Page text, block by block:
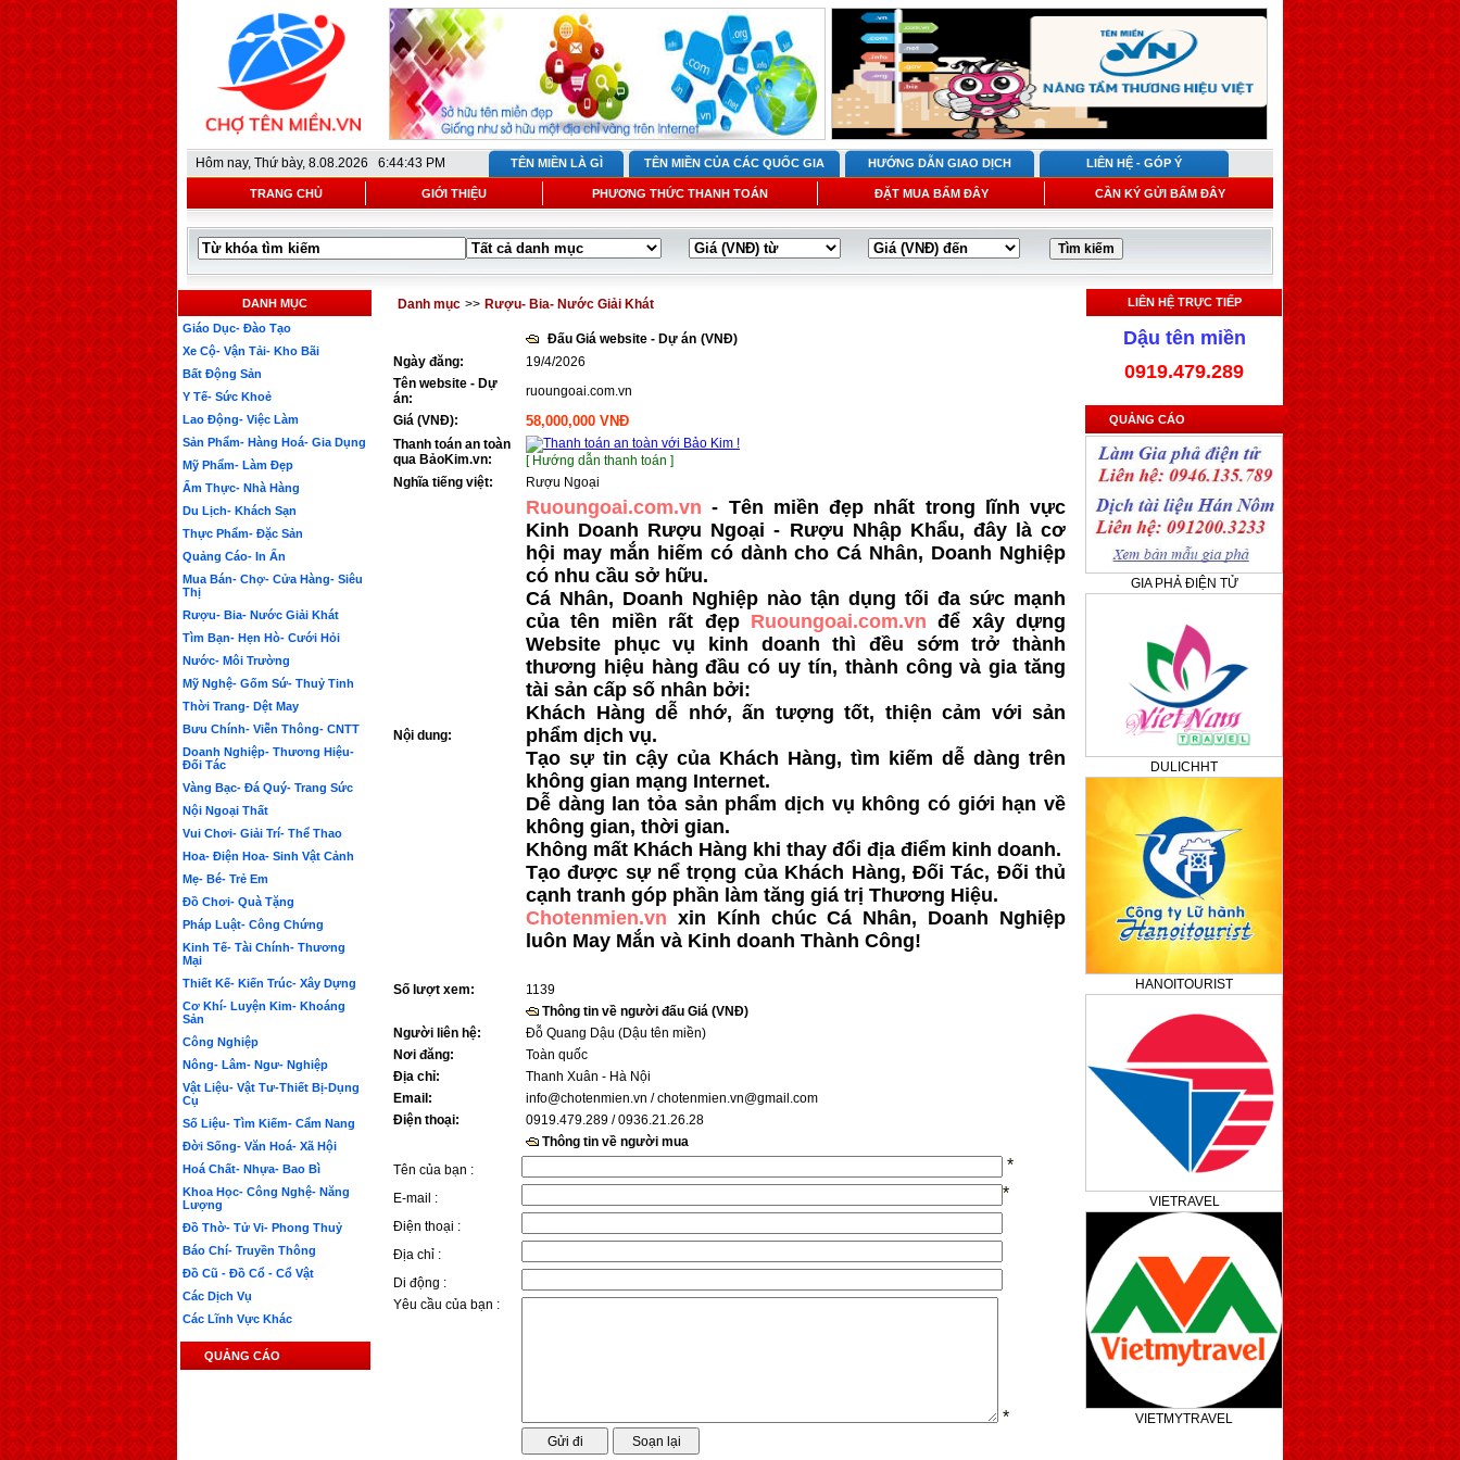
Hôm nay, Thứ bày, 8.08.2026 6:44:43 PM TÊN MIỀN LÀ GÌ TÊN MIỀN CỦA CÁC QUỐC GIA HƯỚNG DẪN GIAO DỊCH LIÊN HỆ - GÓP Ý
TRANG CHỦ GIỚI THIỆU PHƯƠNG THỨC THANH TOÁN ĐẶT MUA BẤM ĐÂY CẦN KÝ GỬI BẤM ĐÂY
DANH MỤC
Giáo Dục- Đào Tạo
Xe Cộ- Vận Tải- Kho Bãi
Bất Động Sản
Y Tế- Sức Khoẻ
Lao Động- Việc Làm
Sản Phẩm- Hàng Hoá- Gia Dụng
Mỹ Phẩm- Làm Đẹp
Ẩm Thực- Nhà Hàng
Du Lịch- Khách Sạn
Thực Phẩm- Đặc Sản
Quảng Cáo- In Ấn
Mua Bán- Chợ- Cửa Hàng- Siêu
Thị
Rượu- Bia- Nước Giải Khát
Tìm Bạn- Hẹn Hò- Cưới Hỏi
Nước- Môi Trường
Mỹ Nghệ- Gốm Sứ- Thuỷ Tinh
Thời Trang- Dệt May
Bưu Chính- Viễn Thông- CNTT
Doanh Nghiệp- Thương Hiệu-
Đối Tác
Vàng Bạc- Đá Quý- Trang Sức
Nội Ngoại Thất
Vui Chơi- Giải Trí- Thể Thao
Hoa- Điện Hoa- Sinh Vật Cảnh
Mẹ- Bé- Trẻ Em
Đồ Chơi- Quà Tặng
Pháp Luật- Công Chứng
Kinh Tế- Tài Chính- Thương
Mại
Thiết Kế- Kiến Trúc- Xây Dựng
Cơ Khí- Luyện Kim- Khoáng
Sản
Công Nghiệp
Nông- Lâm- Ngư- Nghiệp
Vật Liệu- Vật Tư-Thiết Bị-Dụng
Cụ
Số Liệu- Tìm Kiếm- Cẩm Nang
Đời Sống- Văn Hoá- Xã Hội
Hoá Chất- Nhựa- Bao Bì
Khoa Học- Công Nghệ- Năng
Lượng
Đồ Thờ- Tử Vi- Phong Thuỷ
Báo Chí- Truyền Thông
Đồ Cũ - Đồ Cổ - Cổ Vật
Các Dịch Vụ
Các Lĩnh Vực Khác
QUẢNG CÁO
Danh mục >> Rượu- Bia- Nước Giải Khát
Đấu Giá website - Dự án (VNĐ)
Ngày đăng:
19/4/2026
Tên website - Dự
án:
ruoungoai.com.vn
Giá (VNĐ):
58,000,000 VNĐ
Thanh toán an toàn
qua BảoKim.vn:
[ Hướng dẫn thanh toán ]
Nghĩa tiếng việt:
Rượu Ngoại
Nội dung:
Ruoungoai.com.vn - Tên miền đẹp nhất trong lĩnh vực
Kinh Doanh Rượu Ngoại - Rượu Nhập Khẩu, đây là cơ
hội may mắn hiếm có dành cho Cá Nhân, Doanh Nghiệp
có nhu cầu sở hữu.
Cá Nhân, Doanh Nghiệp nào tận dụng tối đa sức mạnh
của tên miền rất đẹp Ruoungoai.com.vn để xây dựng
Website phục vụ kinh doanh thì đều sớm trở thành
thương hiệu hàng đầu có uy tín, thành công và gia tăng
tài sản cấp số nhân bởi:
Khách Hàng dễ nhớ, ấn tượng tốt, thiện cảm với sản
phẩm dịch vụ.
Tạo sự tin cậy của Khách Hàng, tìm kiếm dễ dàng trên
không gian mạng Internet.
Dễ dàng lan tỏa sản phẩm dịch vụ không có giới hạn về
không gian, thời gian.
Không mất Khách Hàng khi thay đổi địa điểm kinh doanh.
Tạo được sự nể trọng của Khách Hàng, Đối Tác, Đối thủ
cạnh tranh góp phần làm tăng giá trị Thương Hiệu.
Chotenmien.vn xin Kính chúc Cá Nhân, Doanh Nghiệp
luôn May Mắn và Kinh doanh Thành Công!
Số lượt xem:
1139
Thông tin về người đấu Giá (VNĐ)
Người liên hệ:
Đỗ Quang Dậu (Dậu tên miền)
Nơi đăng:
Toàn quốc
Địa chỉ:
Thanh Xuân - Hà Nội
Email:
info@chotenmien.vn / chotenmien.vn@gmail.com
Điện thoại:
0919.479.289 / 0936.21.26.28
Thông tin về người mua
Tên của bạn :
*
E-mail : *
Điện thoại :
Địa chỉ :
Di động :
Yêu cầu của bạn :
*
LIÊN HỆ TRỰC TIẾP
Dậu tên miền
0919.479.289
QUẢNG CÁO
GIA PHẢ ĐIỆN TỬ
DULICHHT
HANOITOURIST
VIETRAVEL
VIETMYTRAVEL